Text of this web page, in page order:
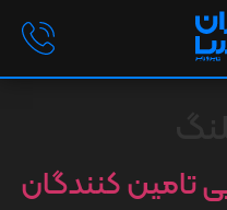
تامین کنندگان